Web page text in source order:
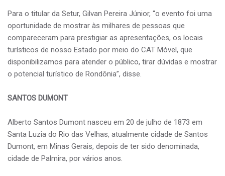
Para o titular da Setur, Gilvan Pereira Júnior, “o evento foi uma
oportunidade de mostrar às milhares de pessoas que
compareceram para prestigiar as apresentações, os locais
turísticos de nosso Estado por meio do CAT Móvel, que
disponibilizamos para atender o público, tirar dúvidas e mostrar
o potencial turístico de Rondônia”, disse.
SANTOS DUMONT
Alberto Santos Dumont nasceu em 20 de julho de 1873 em
Santa Luzia do Rio das Velhas, atualmente cidade de Santos
Dumont, em Minas Gerais, depois de ter sido denominada,
cidade de Palmira, por vários anos.